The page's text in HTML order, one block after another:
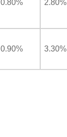
0.80% 2.80%
0.90% 3.30%